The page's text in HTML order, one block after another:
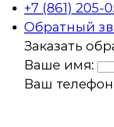
+7 (861) 205-
Обратный
Заказать
Ваше имя:
Ваш